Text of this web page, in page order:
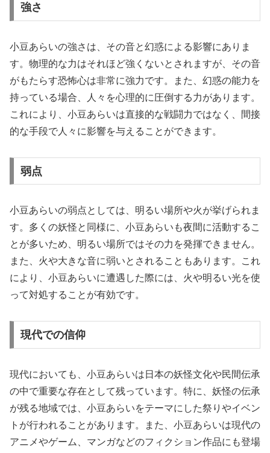
強さ
小豆あらいの強さは、その音と幻惑による影響にありま
す。物理的な力はそれほど強くないとされますが、その音
がもたらす恐怖心は非常に強力です。また、幻惑の能力を
持っている場合、人々を心理的に圧倒する力があります。
これにより、小豆あらいは直接的な戦闘力ではなく、間接
的な手段で人々に影響を与えることができます。
弱点
小豆あらいの弱点としては、明るい場所や火が挙げられま
す。多くの妖怪と同様に、小豆あらいも夜間に活動するこ
とが多いため、明るい場所ではその力を発揮できません。
また、火や大きな音に弱いとされることもあります。これ
により、小豆あらいに遭遇した際には、火や明るい光を使
って対処することが有効です。
現代での信仰
現代においても、小豆あらいは日本の妖怪文化や民間伝承
の中で重要な存在として残っています。特に、妖怪の伝承
が残る地域では、小豆あらいをテーマにした祭りやイベン
トが行われることがあります。また、小豆あらいは現代の
アニメやゲーム、マンガなどのフィクション作品にも登場